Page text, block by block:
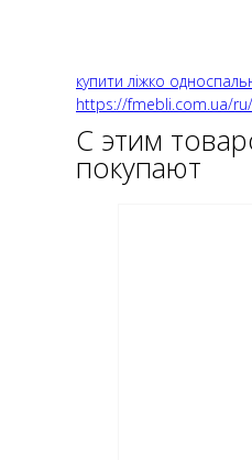
купити ліжко
https://fmebli.com.ua/
С этим
покупают